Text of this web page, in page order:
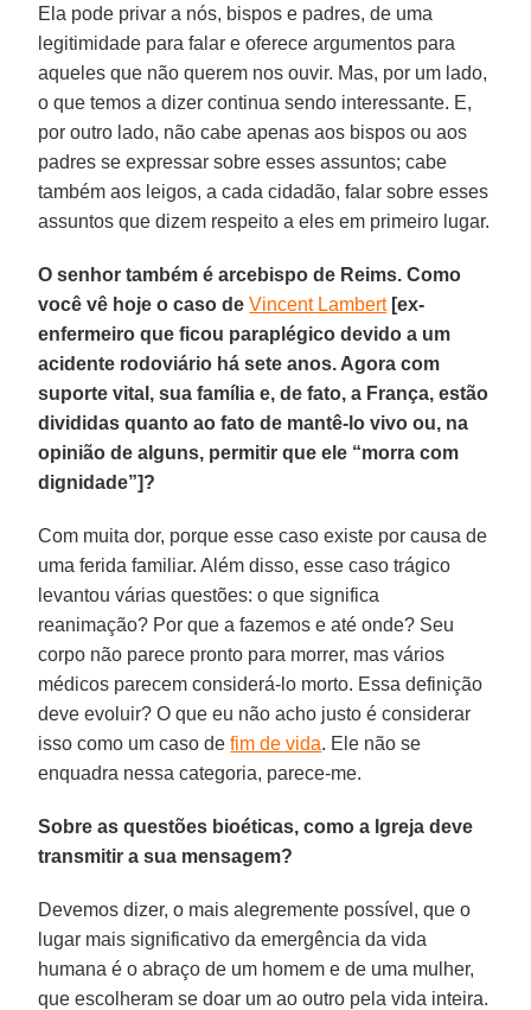
Ela pode privar a nós, bispos e padres, de uma
legitimidade para falar e oferece argumentos para
aqueles que não querem nos ouvir. Mas, por um lado,
o que temos a dizer continua sendo interessante. E,
por outro lado, não cabe apenas aos bispos ou aos
padres se expressar sobre esses assuntos; cabe
também aos leigos, a cada cidadão, falar sobre esses
assuntos que dizem respeito a eles em primeiro lugar.
O senhor também é arcebispo de Reims. Como
você vê hoje o caso deVincent Lambert[ex-
enfermeiro que ficou paraplégico devido a um
acidente rodoviário há sete anos. Agora com
suporte vital, sua família e, de fato, a França, estão
divididas quanto ao fato de mantê-lo vivo ou, na
opinião de alguns, permitir que ele “morra com
dignidade”]?
Com muita dor, porque esse caso existe por causa de
uma ferida familiar. Além disso, esse caso trágico
levantou várias questões: o que significa
reanimação? Por que a fazemos e até onde? Seu
corpo não parece pronto para morrer, mas vários
médicos parecem considerá-lo morto. Essa definição
deve evoluir? O que eu não acho justo é considerar
isso como um caso defim de vida. Ele não se
enquadra nessa categoria, parece-me.
Sobre as questões bioéticas, como a Igreja deve
transmitir a sua mensagem?
Devemos dizer, o mais alegremente possível, que o
lugar mais significativo da emergência da vida
humana é o abraço de um homem e de uma mulher,
que escolheram se doar um ao outro pela vida inteira.